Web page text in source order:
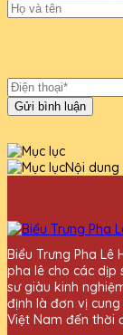
Gửi bình luận
Nội
Biểu Trưng Pha Lê
pha lê cho các dịp
sư giàu kinh
định là đơn vị
Việt Nam đến thời